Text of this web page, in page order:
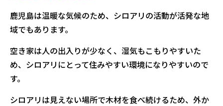
鹿児島は温暖な気候のため、シロアリの活動が活発な地
域でもあります。
空き家は人の出入りが少なく、湿気もこもりやすいた
め、シロアリにとって住みやすい環境になりやすいので
す。
シロアリは見えない場所で木材を食べ続けるため、外か